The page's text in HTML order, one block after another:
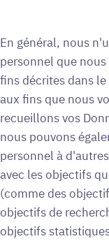
En général, nous
personnel que
fins décrites dans
aux fins que nous
recueillons vos
nous pouvons
personnel à
avec les objectifs
(comme des
objectifs de
objectifs